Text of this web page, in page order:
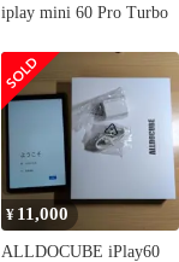
iplay mini 60 Pro Turbo
¥ 11,000
ALLDOCUBE iPlay60